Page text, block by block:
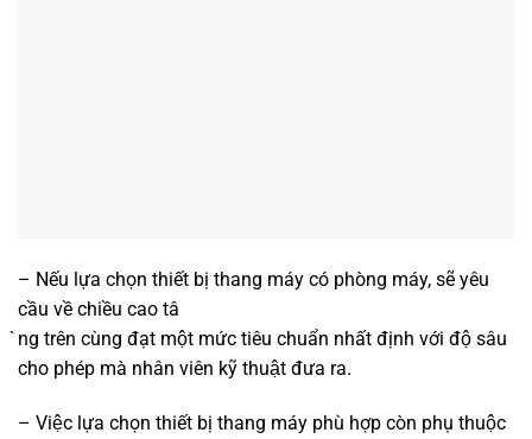
– Nếu lựa chọn thiết bị thang máy có phòng máy, sẽ yêu
cầu về chiều cao tâ
̀ng trên cùng đạt một mức tiêu chuẩn nhất định với độ sâu
cho phép mà nhân viên kỹ thuật đưa ra.
– Việc lựa chọn thiết bị thang máy phù hợp còn phụ thuộc